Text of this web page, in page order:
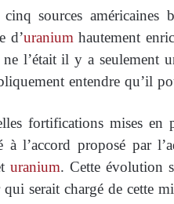
sources américaines
d’uraniumhautement
l’était il y a seulement
entendre qu’il
fortifications mises en
à l’accord proposé par
uranium. Cette évolution
qui serait chargé de cette